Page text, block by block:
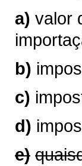
a) valor
b)
c)
d)
e)